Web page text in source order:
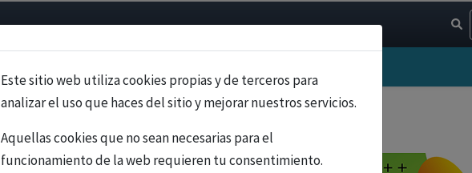
Este sitio web utiliza cookies propias y de terceros para
analizar el uso que haces del sitio y mejorar nuestros servicios.
Aquellas cookies que no sean necesarias para el
funcionamiento de la web requieren tu consentimiento.